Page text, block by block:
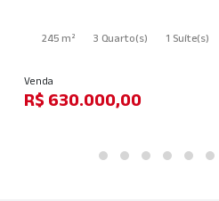
245 m² 3 Quarto(s) 1 Suíte(s)
Venda
R$ 630.000,00